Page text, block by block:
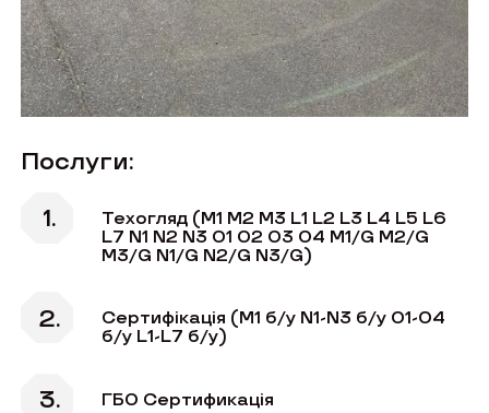
Послуги:
Техогляд (M1 M2 M3 L1 L2 L3 L4 L5 L6
L7 N1 N2 N3 O1 O2 O3 O4 M1/G M2/G
M3/G N1/G N2/G N3/G)
Сертифікація (М1 б/у N1-N3 б/у О1-О4
б/у L1-L7 б/у)
ГБО Сертификація